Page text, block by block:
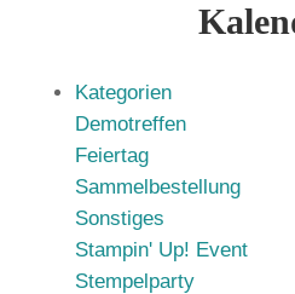
Kategorien
Demotreffen
Feiertag
Sammelbestellung
Sonstiges
Stampin' Up! Event
Stempelparty